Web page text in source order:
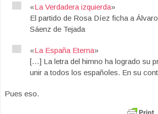
«La Verdadera izquierda»
El partido de Rosa Díez ficha a
Sáenz de Tejada
«La España Eterna»
[…] La letra del himno ha logrado su
unir a todos los españoles. En su
Pues eso.